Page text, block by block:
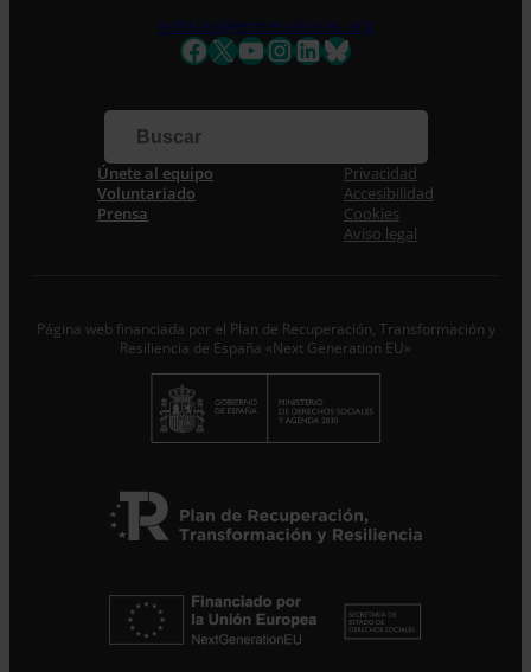
Correo electrónico *
Acepto laPolítica de Privacidad*
Desde ENTRECULTURAS FE Y ALEGRÍA ESPAÑA
trataremos los datos aportados en calidad de
Responsable del tratamiento con la finalidad de…Seguir
noticias@entreculturas.org
Facebook
X YouTube
Instagram
LinkedIn
Bluesky
Únete al equipo
Voluntariado
Prensa
Privacidad
Accesibilidad
Cookies
Aviso legal
Página web financiada por el Plan de Recuperación, Transformación y
Resiliencia de España «Next Generation EU»